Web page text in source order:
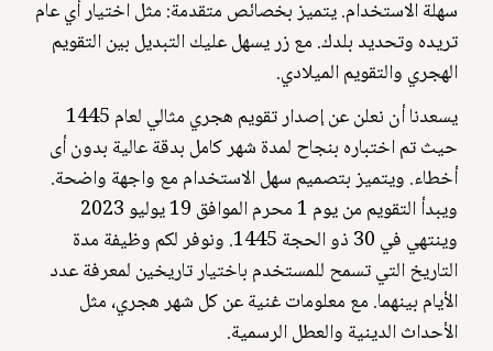
سهلة الاستخدام. يتميز بخصائص متقدمة: مثل اختيار أي عام
تريده وتحديد بلدك. مع زر يسهل عليك التبديل بين التقويم
الهجري والتقويم الميلادي.
يسعدنا أن نعلن عن إصدار تقويم هجري مثالي لعام 1445
حيث تم اختباره بنجاح لمدة شهر كامل بدقة عالية بدون أى
أخطاء. ويتميز بتصميم سهل الاستخدام مع واجهة واضحة.
ويبدأ التقويم من يوم 1 محرم الموافق 19 يوليو 2023
وينتهي في 30 ذو الحجة 1445. ونوفر لكم وظيفة مدة
التاريخ التي تسمح للمستخدم باختيار تاريخين لمعرفة عدد
الأيام بينهما. مع معلومات غنية عن كل شهر هجري، مثل
الأحداث الدينية والعطل الرسمية.